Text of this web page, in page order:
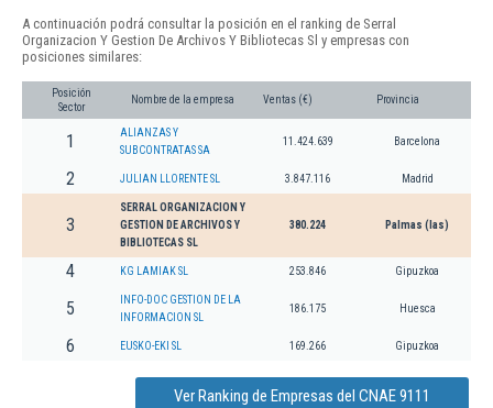
A continuación podrá consultar la posición en el ranking de Serral
Organizacion Y Gestion De Archivos Y Bibliotecas Sl y empresas con
posiciones similares:
Posición
Sector
Nombre de la empresa Ventas (€) Provincia
1
ALIANZAS Y
SUBCONTRATAS SA
11.424.639 Barcelona
2 JULIAN LLORENTE SL 3.847.116 Madrid
3
SERRAL ORGANIZACION Y
GESTION DE ARCHIVOS Y
BIBLIOTECAS SL
380.224 Palmas (las)
4 KG LAMIAK SL 253.846 Gipuzkoa
5
INFO-DOC GESTION DE LA
INFORMACION SL
186.175 Huesca
6 EUSKO-EKI SL 169.266 Gipuzkoa
Ver Ranking de Empresas del CNAE 9111